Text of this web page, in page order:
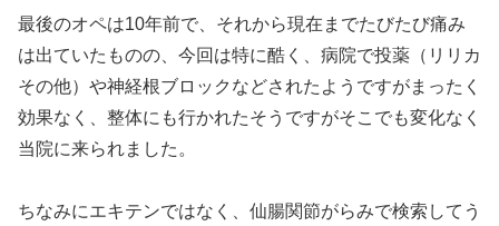
最後のオペは10年前で、それから現在までたびたび痛み
は出ていたものの、今回は特に酷く、病院で投薬（リリカ
その他）や神経根ブロックなどされたようですがまったく
効果なく、整体にも行かれたそうですがそこでも変化なく
当院に来られました。
ちなみにエキテンではなく、仙腸関節がらみで検索してう